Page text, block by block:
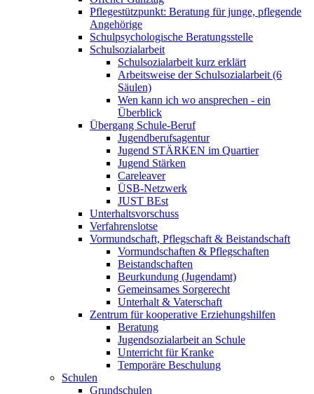
Pflegestützpunkt: Beratung für junge, pflegende
Angehörige
Schulpsychologische Beratungsstelle
Schulsozialarbeit
Schulsozialarbeit kurz erklärt
Arbeitsweise der Schulsozialarbeit (6
Säulen)
Wen kann ich wo ansprechen - ein
Überblick
Übergang Schule-Beruf
Jugendberufsagentur
Jugend STÄRKEN im Quartier
Jugend Stärken
Careleaver
ÜSB-Netzwerk
JUST BEst
Unterhaltsvorschuss
Verfahrenslotse
Vormundschaft, Pflegschaft & Beistandschaft
Vormundschaften & Pflegschaften
Beistandschaften
Beurkundung (Jugendamt)
Gemeinsames Sorgerecht
Unterhalt & Vaterschaft
Zentrum für kooperative Erziehungshilfen
Beratung
Jugendsozialarbeit an Schule
Unterricht für Kranke
Temporäre Beschulung
Schulen
Grundschulen